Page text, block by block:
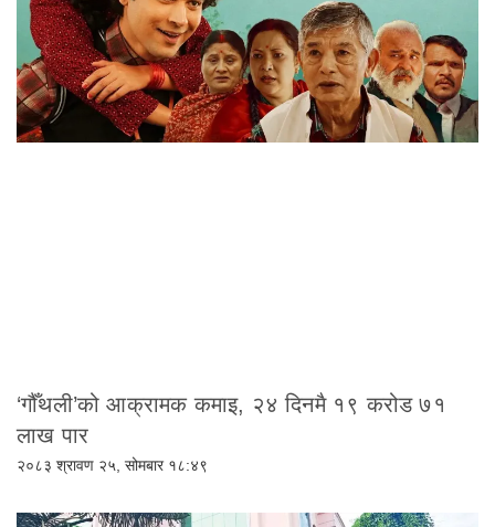
‘गौँथली’को आक्रामक कमाइ, २४ दिनमै १९ करोड ७१
लाख पार
२०८३ श्रावण २५, सोमबार १८:४९